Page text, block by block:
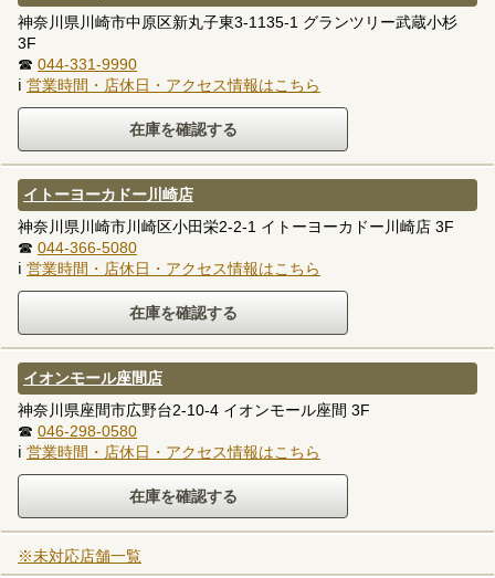
神奈川県川崎市中原区新丸子東3-1135-1 グランツリー武蔵小杉
3F
☎ 044-331-9990
ℹ 営業時間・店休日・アクセス情報はこちら
イトーヨーカドー川崎店
神奈川県川崎市川崎区小田栄2-2-1 イトーヨーカドー川崎店 3F
☎ 044-366-5080
ℹ 営業時間・店休日・アクセス情報はこちら
イオンモール座間店
神奈川県座間市広野台2-10-4 イオンモール座間 3F
☎ 046-298-0580
ℹ 営業時間・店休日・アクセス情報はこちら
※未対応店舗一覧